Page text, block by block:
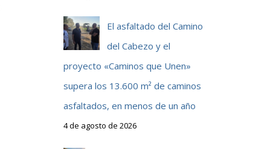
El asfaltado del Camino
del Cabezo y el
proyecto «Caminos que Unen»
supera los 13.600 m² de caminos
asfaltados, en menos de un año
4 de agosto de 2026